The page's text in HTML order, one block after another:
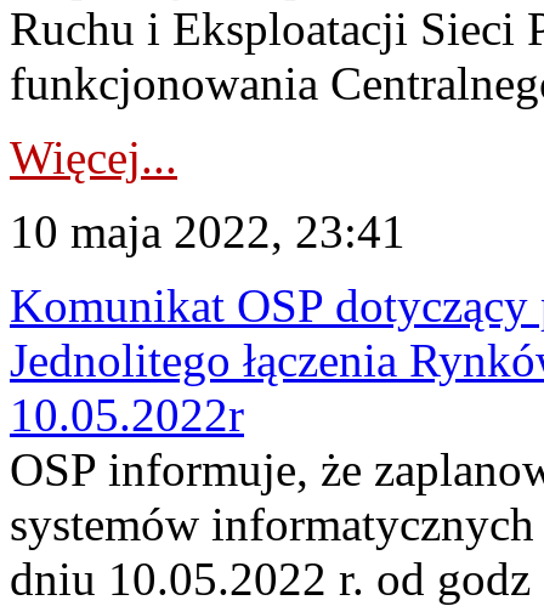
Ruchu i Eksploatacji Sieci
funkcjonowania
Więcej...
10 maja 2022, 23:41
Komunikat OSP
Jednolitego łączenia
10.05.2022r
OSP informuje, że
systemów
dniu 10.05.2022 r. od